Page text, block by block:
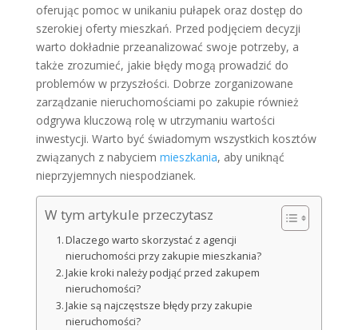
oferując pomoc w unikaniu pułapek oraz dostęp do
szerokiej oferty mieszkań. Przed podjęciem decyzji
warto dokładnie przeanalizować swoje potrzeby, a
także zrozumieć, jakie błędy mogą prowadzić do
problemów w przyszłości. Dobrze zorganizowane
zarządzanie nieruchomościami po zakupie również
odgrywa kluczową rolę w utrzymaniu wartości
inwestycji. Warto być świadomym wszystkich kosztów
związanych z nabyciem mieszkania, aby uniknąć
nieprzyjemnych niespodzianek.
W tym artykule przeczytasz
Dlaczego warto skorzystać z agencji
nieruchomości przy zakupie mieszkania?
Jakie kroki należy podjąć przed zakupem
nieruchomości?
Jakie są najczęstsze błędy przy zakupie
nieruchomości?